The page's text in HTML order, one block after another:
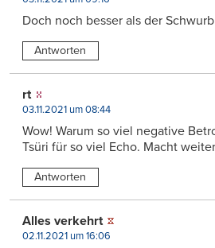
Doch noch besser als der
Antworten
rt
03.11.2021 um 08:44
Wow! Warum so viel negative
Tsüri für so viel Echo. Macht
Antworten
Alles verkehrt
02.11.2021 um 16:06